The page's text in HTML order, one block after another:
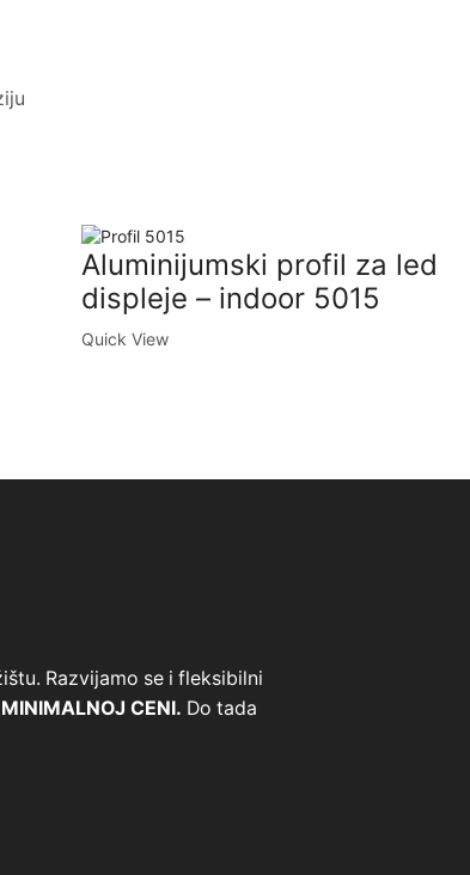
Aluminijumski profil za led
displeje – indoor 5015
Quick View
Razvijamo se i fleksibilni
MINIMALNOJ CENI. Do tada